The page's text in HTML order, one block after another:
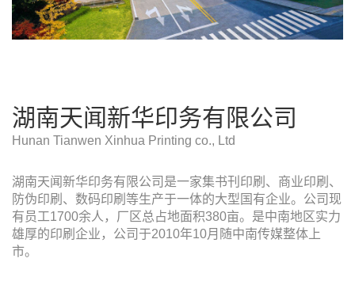
湖南天闻新华印务有限公司
Hunan Tianwen Xinhua Printing co., Ltd
湖南天闻新华印务有限公司是一家集书刊印刷、商业印刷、
防伪印刷、数码印刷等生产于一体的大型国有企业。公司现
有员工1700余人，厂区总占地面积380亩。是中南地区实力
雄厚的印刷企业，公司于2010年10月随中南传媒整体上
市。